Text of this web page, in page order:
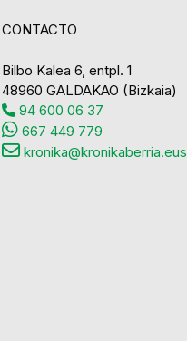
CONTACTO
Bilbo Kalea 6, entpl. 1
48960 GALDAKAO (Bizkaia)
94 600 06 37
667 449 779
kronika@kronikaberria.eus